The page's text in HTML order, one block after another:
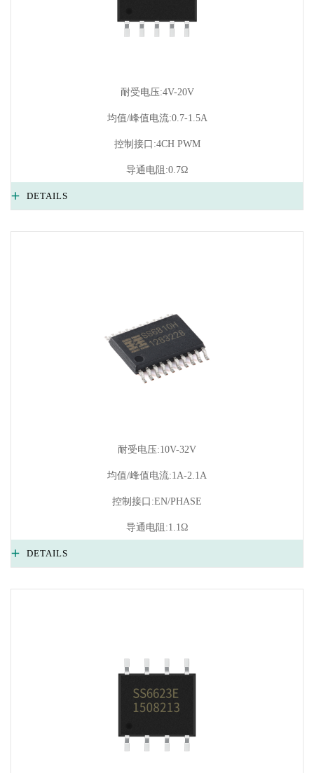
耐受电压:4V-20V
均值/峰值电流:0.7-1.5A
控制接口:4CH PWM
导通电阻:0.7Ω
DETAILS
耐受电压:10V-32V
均值/峰值电流:1A-2.1A
控制接口:EN/PHASE
导通电阻:1.1Ω
DETAILS